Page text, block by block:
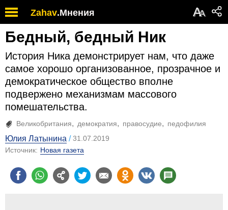
Zahav.Мнения АА
Бедный, бедный Ник
История Ника демонстрирует нам, что даже
самое хорошо организованное, прозрачное и
демократическое общество вполне
подвержено механизмам массового
помешательства.
Великобритания демократия правосудие педофилия
Юлия Латынина
31.07.2019
Источник: Новая газета